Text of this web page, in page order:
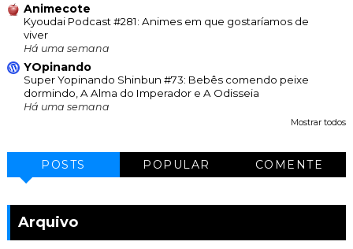
Animecote
Kyoudai Podcast #281: Animes em que gostaríamos de
viver
Há uma semana
YOpinando
Super Yopinando Shinbun #73: Bebês comendo peixe
dormindo, A Alma do Imperador e A Odisseia
Há uma semana
Mostrar todos
POSTS POPULAR COMENTE
Arquivo